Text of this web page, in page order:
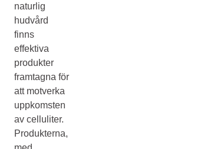
naturlig
hudvård
finns
effektiva
produkter
framtagna för
att motverka
uppkomsten
av celluliter.
Produkterna,